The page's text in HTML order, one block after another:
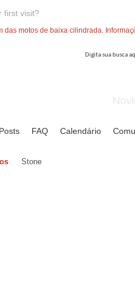
first visit?
FAQ Calendário
Stone